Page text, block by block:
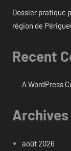
Dossier pratique
région de
Recent
A WordPress
Archives
août 2026